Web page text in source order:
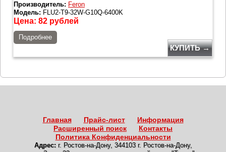
Производитель: Feron
Модель: FLU2-T9-32W-G10Q-6400K
Цена: 82 рублей
Подробнее
КУПИТЬ →
Главная Прайс-лист
Информация
Расширенный поиск
Контакты
Политика Конфиденциальности
Адрес: г. Ростов-на-Дону, 344103 г. Ростов-на-Дону,